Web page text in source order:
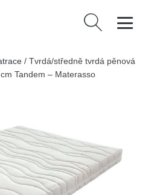
Vyhledávání
/ Tvrdá/středně tvrdá pěnová
Tandem – Materasso